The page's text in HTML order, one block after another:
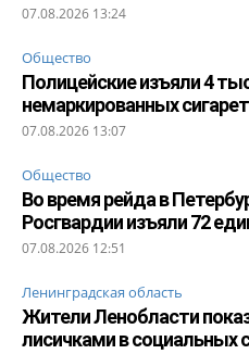
07.08.2026 13:24
Общество
Полицейские изъяли 4
немаркированных
07.08.2026 13:07
Общество
Во время рейда в
Росгвардии изъяли 72
07.08.2026 12:51
Ленинградская область
Жители Ленобласти
лисичками в социальных